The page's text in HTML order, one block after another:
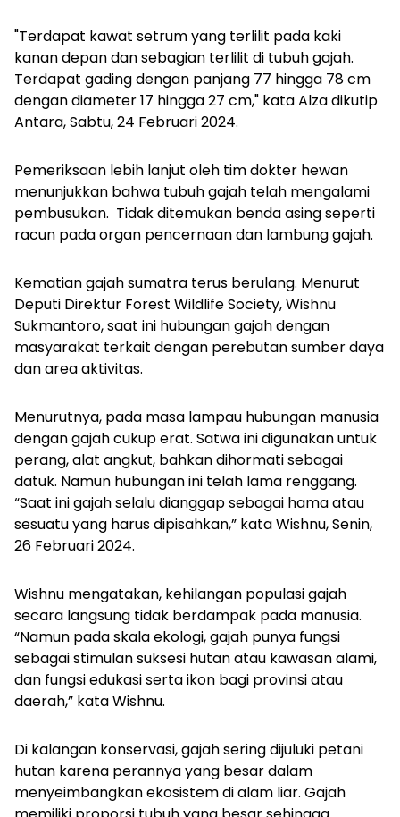
"Terdapat kawat setrum yang terlilit pada kaki
kanan depan dan sebagian terlilit di tubuh gajah.
Terdapat gading dengan panjang 77 hingga 78 cm
dengan diameter 17 hingga 27 cm," kata Alza dikutip
Antara, Sabtu, 24 Februari 2024.
Pemeriksaan lebih lanjut oleh tim dokter hewan
menunjukkan bahwa tubuh gajah telah mengalami
pembusukan. Tidak ditemukan benda asing seperti
racun pada organ pencernaan dan lambung gajah.
Kematian gajah sumatra terus berulang. Menurut
Deputi Direktur Forest Wildlife Society, Wishnu
Sukmantoro, saat ini hubungan gajah dengan
masyarakat terkait dengan perebutan sumber daya
dan area aktivitas.
Menurutnya, pada masa lampau hubungan manusia
dengan gajah cukup erat. Satwa ini digunakan untuk
perang, alat angkut, bahkan dihormati sebagai
datuk. Namun hubungan ini telah lama renggang.
“Saat ini gajah selalu dianggap sebagai hama atau
sesuatu yang harus dipisahkan,” kata Wishnu, Senin,
26 Februari 2024.
Wishnu mengatakan, kehilangan populasi gajah
secara langsung tidak berdampak pada manusia.
“Namun pada skala ekologi, gajah punya fungsi
sebagai stimulan suksesi hutan atau kawasan alami,
dan fungsi edukasi serta ikon bagi provinsi atau
daerah,” kata Wishnu.
Di kalangan konservasi, gajah sering dijuluki petani
hutan karena perannya yang besar dalam
menyeimbangkan ekosistem di alam liar. Gajah